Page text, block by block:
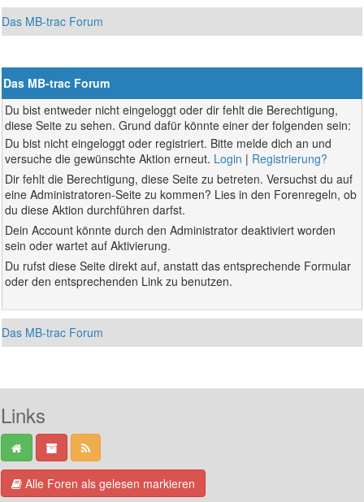
Das MB-trac Forum
Das MB-trac Forum
Du bist entweder nicht eingeloggt oder dir fehlt die Berechtigung,
diese Seite zu sehen. Grund dafür könnte einer der folgenden sein:
Du bist nicht eingeloggt oder registriert. Bitte melde dich an und
versuche die gewünschte Aktion erneut. Login | Registrierung?
Dir fehlt die Berechtigung, diese Seite zu betreten. Versuchst du auf
eine Administratoren-Seite zu kommen? Lies in den Forenregeln, ob
du diese Aktion durchführen darfst.
Dein Account könnte durch den Administrator deaktiviert worden
sein oder wartet auf Aktivierung.
Du rufst diese Seite direkt auf, anstatt das entsprechende Formular
oder den entsprechenden Link zu benutzen.
Das MB-trac Forum
Links
Alle Foren als gelesen markieren